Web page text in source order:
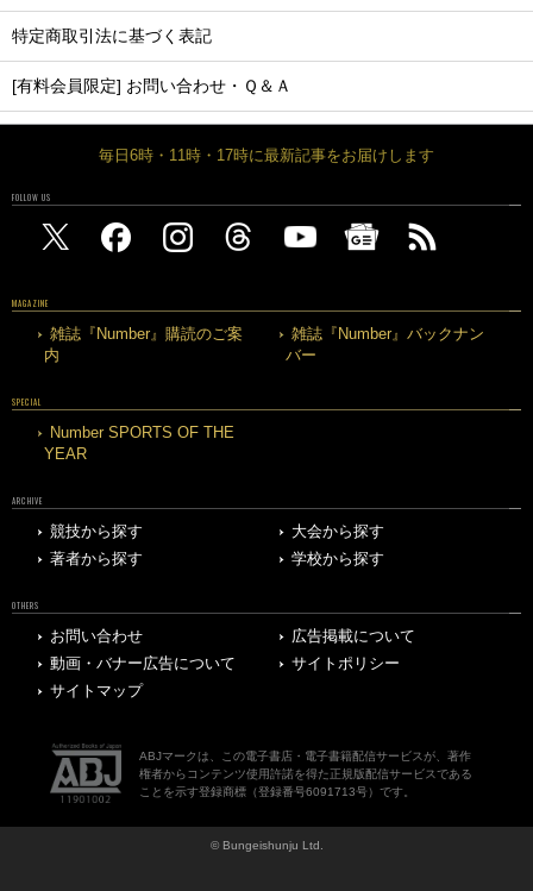
特定商取引法に基づく表記
[有料会員限定] お問い合わせ・Ｑ＆Ａ
毎日6時・11時・17時に最新記事をお届けします
FOLLOW US
MAGAZINE
雑誌『Number』購読のご案
内
雑誌『Number』バックナン
バー
SPECIAL
Number SPORTS OF THE
YEAR
ARCHIVE
競技から探す
大会から探す
著者から探す
学校から探す
OTHERS
お問い合わせ
広告掲載について
動画・バナー広告について
サイトポリシー
サイトマップ
ABJマークは、この電子書店・電子書籍配信サービスが、著作
権者からコンテンツ使用許諾を得た正規版配信サービスである
ことを示す登録商標（登録番号6091713号）です。
© Bungeishunju Ltd.